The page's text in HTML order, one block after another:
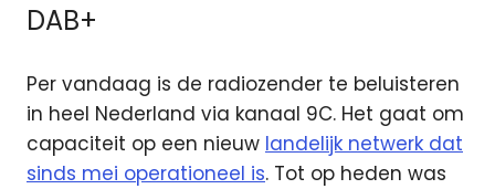
DAB+
Per vandaag is de radiozender te beluisteren
in heel Nederland via kanaal 9C. Het gaat om
capaciteit op een nieuw landelijk netwerk dat
sinds mei operationeel is. Tot op heden was